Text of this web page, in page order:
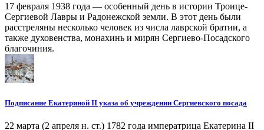
17 февраля 1938 года — особенный день в истории Троице-
Сергиевой Лавры и Радонежской земли. В этот день были
расстреляны несколько человек из числа лаврской братии, а
также духовенства, монахинь и мирян Сергиево-Посадского
благочиния.
Подписание Екатериной II указа об учреждении Сергиевского посада
22 марта (2 апреля н. ст.) 1782 года императрица Екатерина II